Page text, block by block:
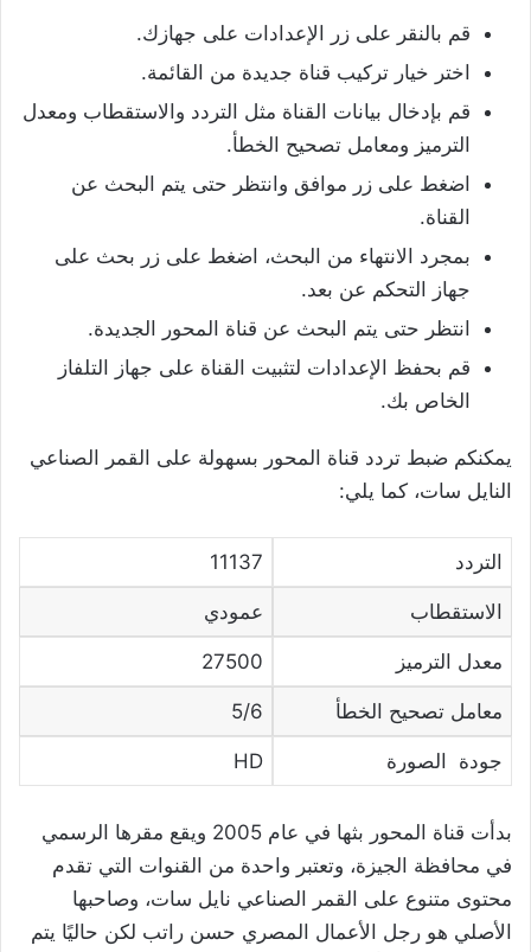
قم بالنقر على زر الإعدادات على جهازك.
اختر خيار تركيب قناة جديدة من القائمة.
قم بإدخال بيانات القناة مثل التردد والاستقطاب ومعدل
الترميز ومعامل تصحيح الخطأ.
اضغط على زر موافق وانتظر حتى يتم البحث عن
القناة.
بمجرد الانتهاء من البحث، اضغط على زر بحث على
جهاز التحكم عن بعد.
انتظر حتى يتم البحث عن قناة المحور الجديدة.
قم بحفظ الإعدادات لتثبيت القناة على جهاز التلفاز
الخاص بك.
يمكنكم ضبط تردد قناة المحور بسهولة على القمر الصناعي
النايل سات، كما يلي:
التردد 11137
الاستقطاب عمودي
معدل الترميز 27500
معامل تصحيح الخطأ 5/6
جودة الصورة HD
بدأت قناة المحور بثها في عام 2005 ويقع مقرها الرسمي
في محافظة الجيزة، وتعتبر واحدة من القنوات التي تقدم
محتوى متنوع على القمر الصناعي نايل سات، وصاحبها
الأصلي هو رجل الأعمال المصري حسن راتب لكن حاليًا يتم